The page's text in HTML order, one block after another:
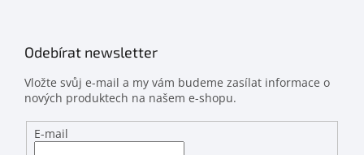
Odebírat newsletter
Vložte svůj e-mail a my vám budeme zasílat informace o
nových produktech na našem e-shopu.
E-mail